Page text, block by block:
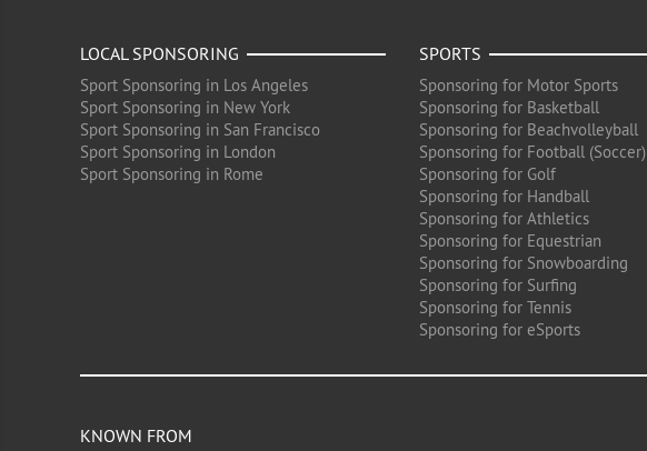
LOCAL SPONSORING
Sport Sponsoring in Los Angeles
Sport Sponsoring in New York
Sport Sponsoring in San Francisco
Sport Sponsoring in London
Sport Sponsoring in Rome
SPORTS
Sponsoring for Motor Sports
Sponsoring for Basketball
Sponsoring for Beachvolleyball
Sponsoring for Football (Soccer)
Sponsoring for Golf
Sponsoring for Handball
Sponsoring for Athletics
Sponsoring for Equestrian
Sponsoring for Snowboarding
Sponsoring for Surfing
Sponsoring for Tennis
Sponsoring for eSports
KNOWN FROM